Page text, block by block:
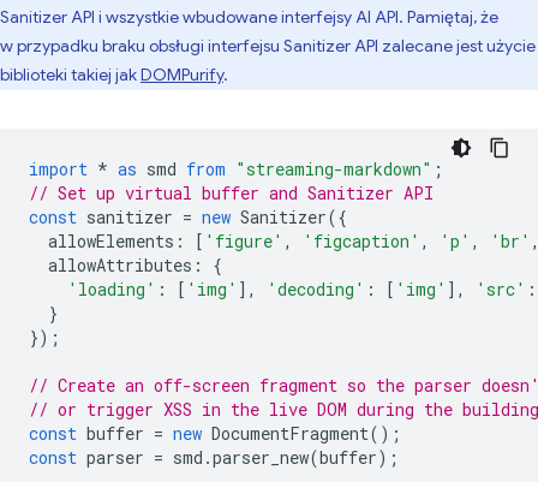
Sanitizer API i wszystkie wbudowane interfejsy AI API. Pamiętaj, że
w przypadku braku obsługi interfejsu Sanitizer API zalecane jest użycie
biblioteki takiej jakDOMPurify.
import * as smd from "streaming-markdown" ;
// Set up virtual buffer and Sanitizer API
const sanitizer = new Sanitizer({
allowElements : [ 'figure' , 'figcaption' , 'p' , 'br'
allowAttributes :
{
'loading' : [ 'img' ], 'decoding' : [ 'img' ], 'src' :
}
});
// Create an off-screen fragment so the parser
// or trigger XSS in the live DOM during the
const buffer = new DocumentFragment();
const parser = smd .parser_new(buffer);